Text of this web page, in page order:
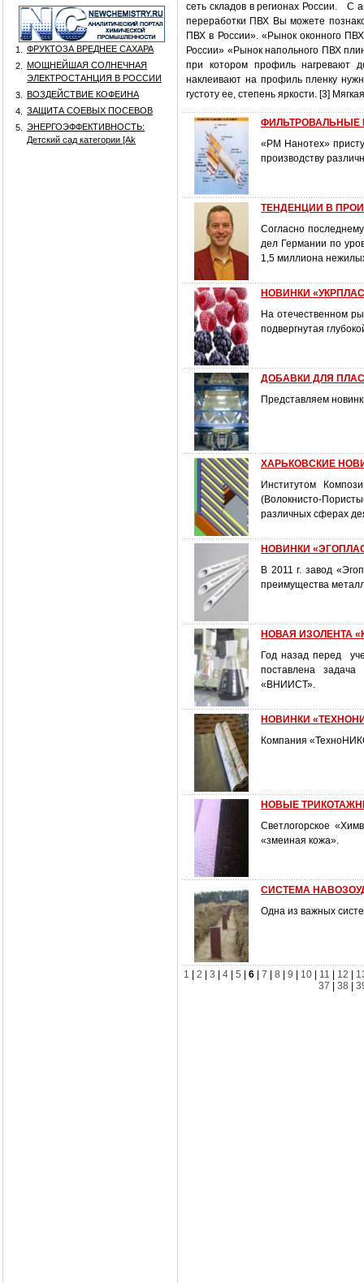
1.
ФРУКТОЗА ВРЕДНЕЕ САХАРА
2.
МОЩНЕЙШАЯ СОЛНЕЧНАЯ
ЭЛЕКТРОСТАНЦИЯ В РОССИИ
3.
ВОЗДЕЙСТВИЕ КОФЕИНА
4.
ЗАЩИТА СОЕВЫХ ПОСЕВОВ
5.
ЭНЕРГОЭФФЕКТИВНОСТЬ:
Детский сад категории [Аk
сеть складов в регионах России. С
переработки ПВХ Вы можете
ПВХ в России». «Рынок оконного
России» «Рынок напольного ПВХ
при котором профиль нагревают
наклеивают на профиль пленку
густоту ее, степень яркости. [3]
ФИЛЬТРОВАЛЬНЫЕ
«РМ Нанотех»
производству
ТЕНДЕНЦИИ В
Согласно
дел Германии по
1,5 миллиона
НОВИНКИ
На отечественном
подвергнутая
ДОБАВКИ ДЛЯ
Представляем
ХАРЬКОВСКИЕ
Институтом
(Волокнисто-
различных сферах
НОВИНКИ
В 2011 г. завод
преимущества
НОВАЯ ИЗОЛЕНТА
Год назад перед
поставлена
«ВНИИСТ».
НОВИНКИ
Компания
НОВЫЕ
Светлогорское
«змеиная кожа».
СИСТЕМА
Одна из важных
1 2 3 4 5 6 7 8 9 10 11 12
37
|38 |